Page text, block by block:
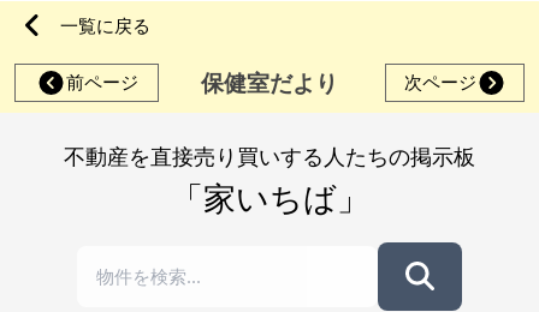
一覧に戻る
前ページ 保健室だより 次ページ
不動産を直接売り買いする人たちの掲示板
「家いちば」